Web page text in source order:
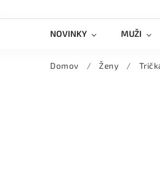
NOVINKY MUŽI
Domov / Ženy /